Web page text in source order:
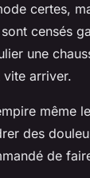
certes,
censés
une
arriver.
même
des
de